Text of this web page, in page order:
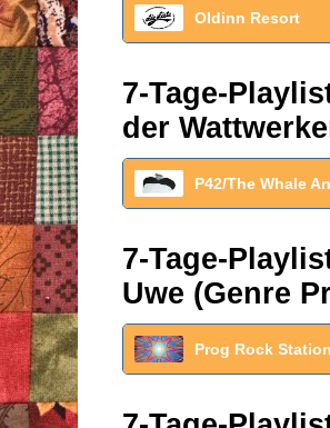
Oldinn Resort
7-Tage-
der
P42/The Whale
7-Tage-
Uwe (Genre
Prog Rock Station